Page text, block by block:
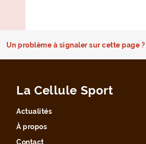
Un problème à signaler sur cette page ?
La Cellule Sport
Actualités
À propos
Contact